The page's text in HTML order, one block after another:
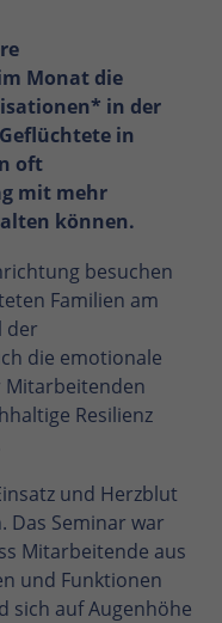
Monat die
in der
in
oft
mit mehr
können.
besuchen
Familien am
der
die emotionale
Mitarbeitenden
Resilienz
und Herzblut
Das Seminar war
Mitarbeitende aus
und Funktionen
sich auf Augenhöhe